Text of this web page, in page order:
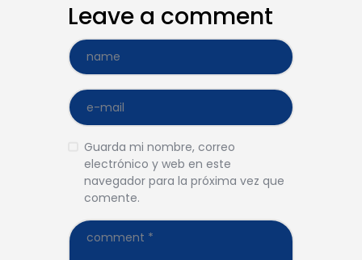
Leave a comment
Guarda mi nombre, correo
electrónico y web en este
navegador para la próxima vez que
comente.